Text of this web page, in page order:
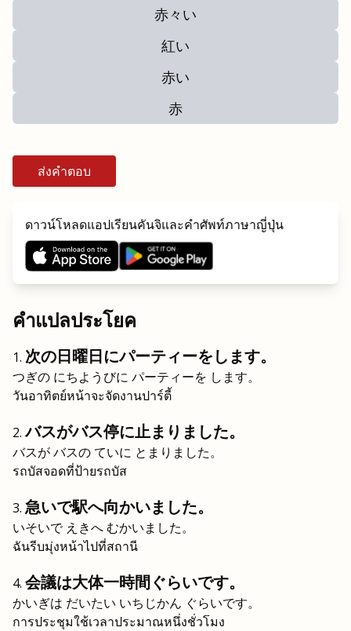
赤々い
紅い
赤い
赤
ส่งคำตอบ
ดาวน์โหลดแอปเรียนคันจิและคำศัพท์ภาษาญี่ปุ่น
คำแปลประโยค
次の日曜日にパーティーをします。
つぎの にちようびに パーティーを します。
วันอาทิตย์หน้าจะจัดงานปาร์ตี้
バスがバス停に止まりました。
バスが バスの ていに とまりました。
รถบัสจอดที่ป้ายรถบัส
急いで駅へ向かいました。
いそいで えきへ むかいました。
ฉันรีบมุ่งหน้าไปที่สถานี
会議は大体一時間ぐらいです。
かいぎは だいたい いちじかん ぐらいです。
การประชุมใช้เวลาประมาณหนึ่งชั่วโมง